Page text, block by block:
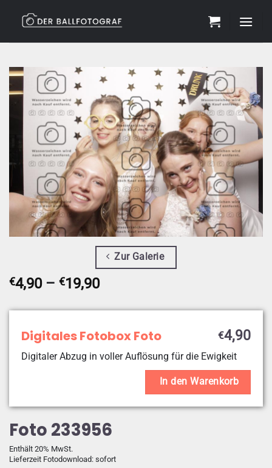
Zur Galerie
Foto 233956
€4,90 – €19,90Preisspanne:
bis
Enthält 20% MwSt.
Lieferzeit Fotodownload: sofort
Digitales Fotobox Foto €4,90
Digitaler Abzug in voller Auflösung für die Ewigkeit
In den Warenkorb